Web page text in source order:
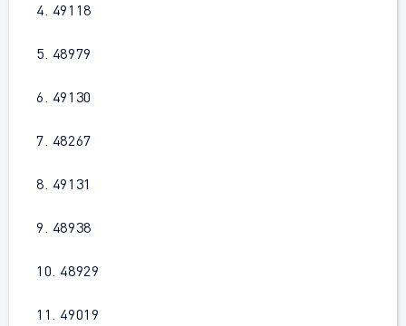
4. 49118
5. 48979
6. 49130
7. 48267
8. 49131
9. 48938
10. 48929
11. 49019